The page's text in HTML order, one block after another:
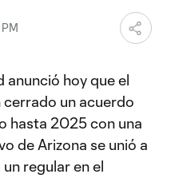
hoy que el
cerrado un acuerdo
hasta 2025 con una
de Arizona se unió a
regular en el